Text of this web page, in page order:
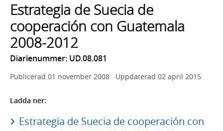
med
sökförslag
Estrategia de Suecia de
cooperación con Guatemala
2008-2012
Diarienummer: UD.08.081
Publicerad 01 november 2008 Uppdaterad 02 april 2015
Ladda ner:
Estrategia de Suecia de cooperación con